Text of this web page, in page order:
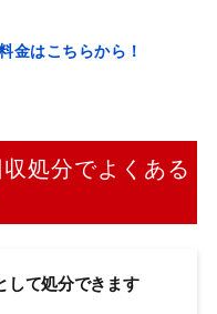
金はこちらから！
処分でよくある
して処分できます